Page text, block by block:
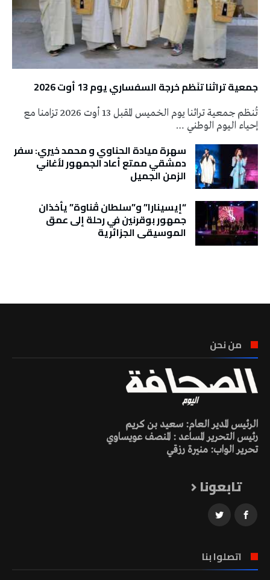
جمعية تراثنا تنَظم خرجة السفساري يوم 13 أوت 2026
تُنظم جمعية تراثنا يوم الخميس المقبل 13 أوت 2026 تزامنا مع
إحياء اليوم الوطني …
سهرة ميادة الحناوي و محمد خيري: سفر
دمشقي ممتع أعاد الجمهور لأغاني
الزمن الجميل
“إيسينارا” و”سلطان ڤناوة” يأخذان
جمهور بوقرنين في رحلة إلى عمق
الموسيقى الجزائرية
من نحن
الرئيس المدير العام: سعيد بن كريم
رئيس التحرير المساعد : المنصف عويساوي
تحرير الواب: منيرة رزقي
تابعونا
اتصلوا بنا